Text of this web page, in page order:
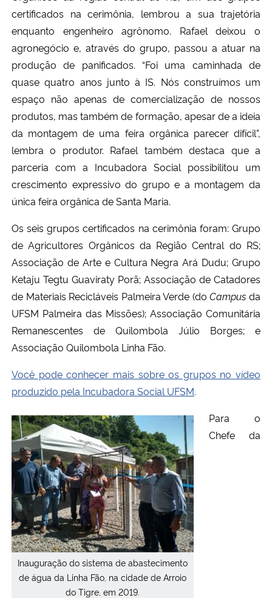
certificados na cerimônia, lembrou a sua trajetória
enquanto engenheiro agrônomo. Rafael deixou o
agronegócio e, através do grupo, passou a atuar na
produção de panificados. “Foi uma caminhada de
quase quatro anos junto à IS. Nós construímos um
espaço não apenas de comercialização de nossos
produtos, mas também de formação, apesar de a ideia
da montagem de uma feira orgânica parecer difícil”,
lembra o produtor. Rafael também destaca que a
parceria com a Incubadora Social possibilitou um
crescimento expressivo do grupo e a montagem da
única feira orgânica de Santa Maria.
Os seis grupos certificados na cerimônia foram: Grupo
de Agricultores Orgânicos da Região Central do RS;
Associação de Arte e Cultura Negra Ará Dudu; Grupo
Ketaju Tegtu Guaviraty Porã; Associação de Catadores
de Materiais Recicláveis Palmeira Verde (doCampus da
UFSM Palmeira das Missões); Associação Comunitária
Remanescentes de Quilombola Júlio Borges; e
Associação Quilombola Linha Fão.
Você pode conhecer mais sobre os grupos no vídeo
produzido pela Incubadora Social UFSM.
Inauguração do sistema de abastecimento
de água da Linha Fão, na cidade de Arroio
do Tigre, em 2019.
Para o
Chefe da